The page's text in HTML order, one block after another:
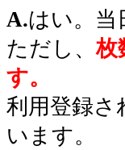
A.はい。当
ただし、枚
す。
利用登録さ
います。